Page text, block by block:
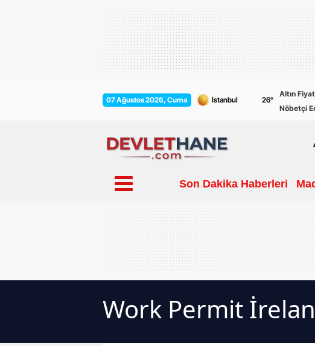
07 Ağustos 2026, Cuma 26°
Altın
Nöbetçi
Son Dakika Haberleri
Work Permit